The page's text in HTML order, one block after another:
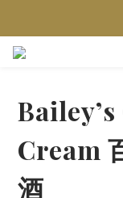
買滿任何酒類 六
Cream
酒